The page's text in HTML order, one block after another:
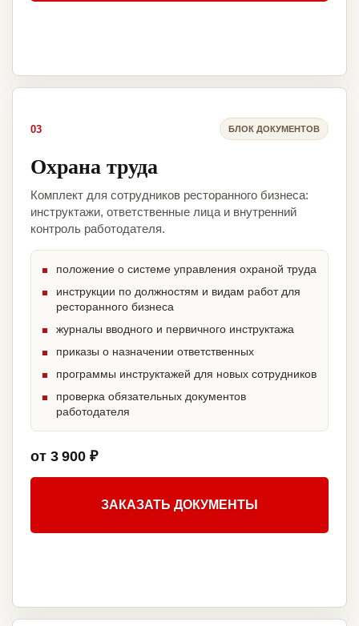
03 БЛОК ДОКУМЕНТОВ
Охрана труда
Комплект для сотрудников ресторанного бизнеса:
инструктажи, ответственные лица и внутренний
контроль работодателя.
положение о системе управления охраной труда
инструкции по должностям и видам работ для
ресторанного бизнеса
журналы вводного и первичного инструктажа
приказы о назначении ответственных
программы инструктажей для новых сотрудников
проверка обязательных документов
работодателя
от 3 900 ₽
ЗАКАЗАТЬ ДОКУМЕНТЫ